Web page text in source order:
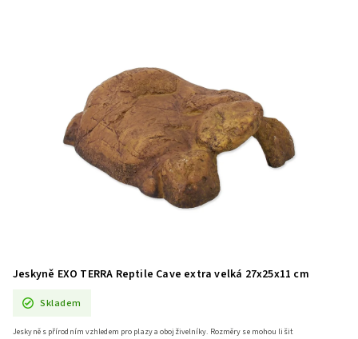
Jeskyně EXO TERRA Reptile Cave extra velká 27x25x11 cm
Skladem
Jeskyně s přírodním vzhledem pro plazy a obojživelníky. Rozměry se mohou lišit